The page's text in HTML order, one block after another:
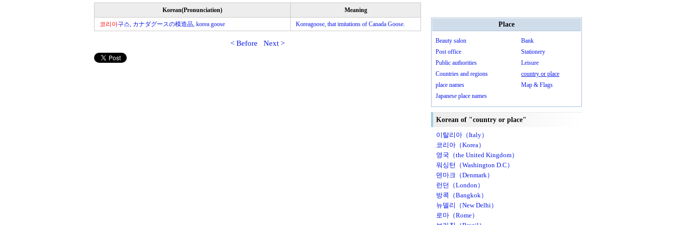
Korean(Pronunciation)
Meaning
코리아구스, カナダグースの模造品, korea goose Koreagoose, that imitations of Canada Goose.
< Before Next >
Place
Beauty salon
Bank
Post office
Stationery
Public authorities
Leisure
Countries and regions
country or place
place names
Map & Flags
Japanese place names
Korean of "country or place"
이탈리아（Italy）
코리아（Korea）
영국（the United Kingdom）
워싱턴（Washington D.C）
덴마크（Denmark）
런던（London）
방콕（Bangkok）
뉴델리（New Delhi）
로마（Rome）